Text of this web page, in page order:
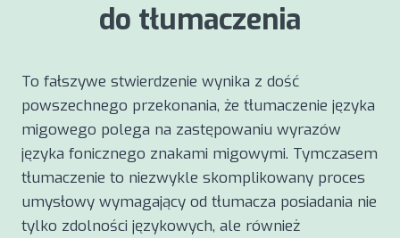
do tłumaczenia
To fałszywe stwierdzenie wynika z dość
powszechnego przekonania, że tłumaczenie języka
migowego polega na zastępowaniu wyrazów
języka fonicznego znakami migowymi. Tymczasem
tłumaczenie to niezwykle skomplikowany proces
umysłowy wymagający od tłumacza posiadania nie
tylko zdolności językowych, ale również